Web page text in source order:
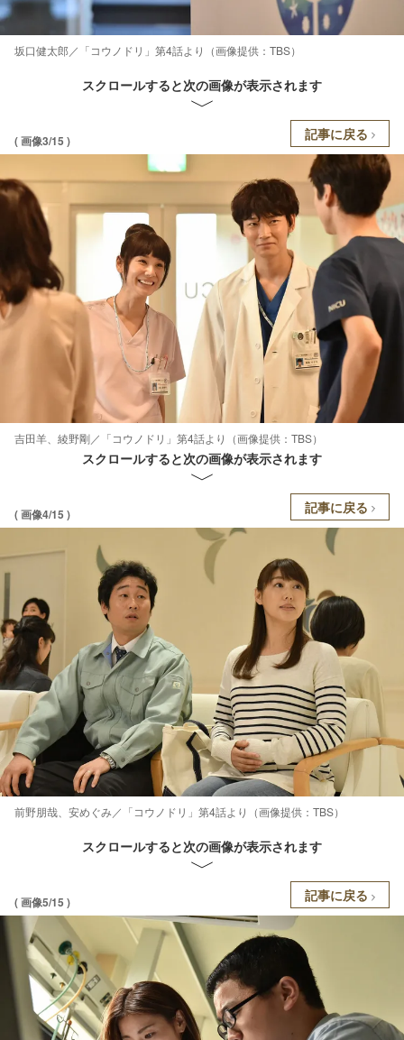
坂口健太郎／「コウノドリ」第4話より（画像提供：TBS）
スクロールすると次の画像が表示されます
( 画像3/15 ) 記事に戻る
吉田羊、綾野剛／「コウノドリ」第4話より（画像提供：TBS）
スクロールすると次の画像が表示されます
( 画像4/15 ) 記事に戻る
前野朋哉、安めぐみ／「コウノドリ」第4話より（画像提供：TBS）
スクロールすると次の画像が表示されます
( 画像5/15 ) 記事に戻る